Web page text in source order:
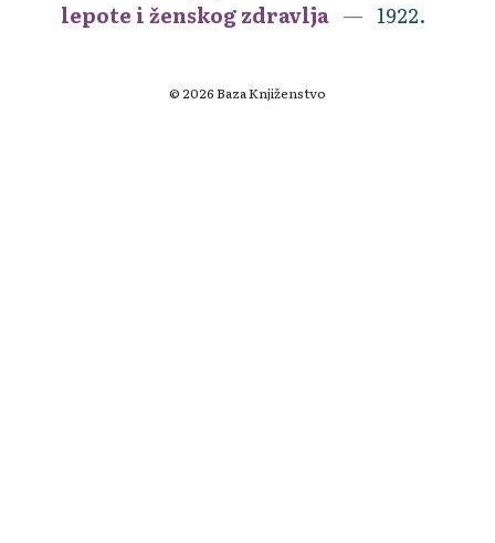
lepote i ženskog zdravlja
1922.
© 2026 Baza Knjiženstvo